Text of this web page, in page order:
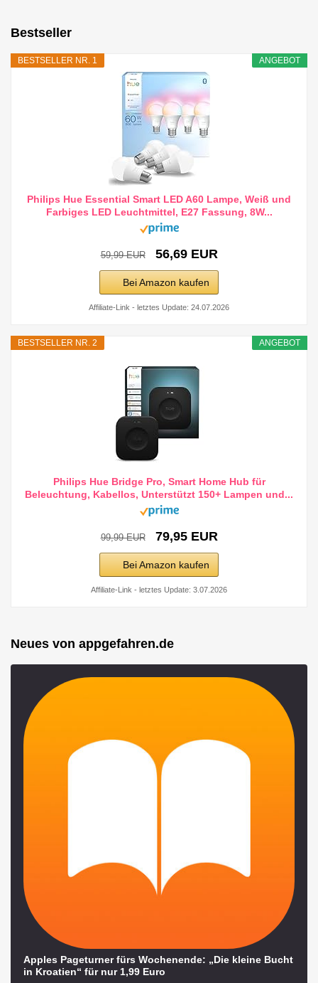
Bestseller
ANGEBOT
BESTSELLER NR. 1
Philips Hue Essential Smart LED A60 Lampe, Weiß und
Farbiges LED Leuchtmittel, E27 Fassung, 8W...
59,99 EUR 56,69 EUR
Bei Amazon kaufen
Affiliate-Link - letztes Update: 24.07.2026
ANGEBOT
BESTSELLER NR. 2
Philips Hue Bridge Pro, Smart Home Hub für
Beleuchtung, Kabellos, Unterstützt 150+ Lampen und...
99,99 EUR 79,95 EUR
Bei Amazon kaufen
Affiliate-Link - letztes Update: 3.07.2026
Neues von appgefahren.de
Apples Pageturner fürs Wochenende: „Die kleine Bucht
in Kroatien“ für nur 1,99 Euro